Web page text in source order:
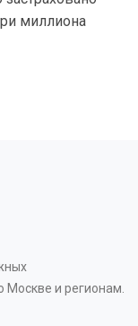
миллиона
Москве и регионам.